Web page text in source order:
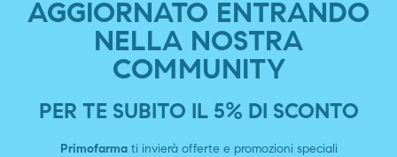
AGGIORNATO ENTRANDO
NELLA NOSTRA
COMMUNITY
PER TE SUBITO IL 5% DI SCONTO
Primofarmati invierà offerte e promozioni speciali